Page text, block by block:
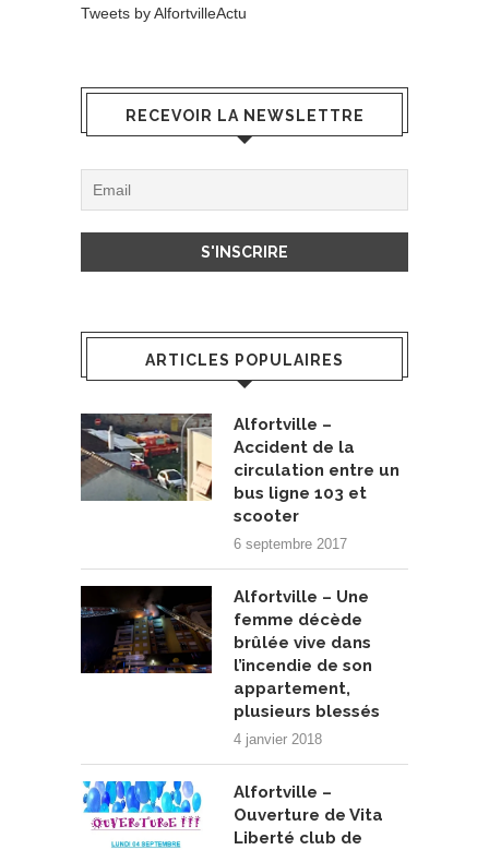
Tweets by AlfortvilleActu
RECEVOIR LA NEWSLETTRE
ARTICLES POPULAIRES
Alfortville –
Accident de la
circulation entre un
bus ligne 103 et
scooter
6 septembre 2017
Alfortville – Une
femme décède
brûlée vive dans
l’incendie de son
appartement,
plusieurs blessés
4 janvier 2018
Alfortville –
Ouverture de Vita
Liberté club de